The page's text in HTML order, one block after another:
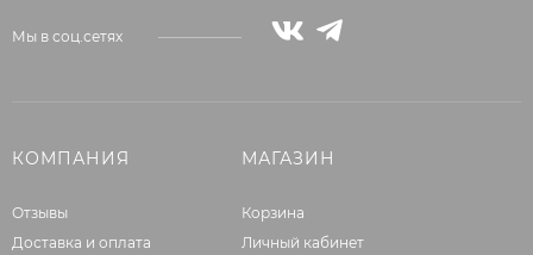
Мы в соц.сетях
КОМПАНИЯ
Отзывы
Доставка и оплата
МАГАЗИН
Корзина
Личный кабинет